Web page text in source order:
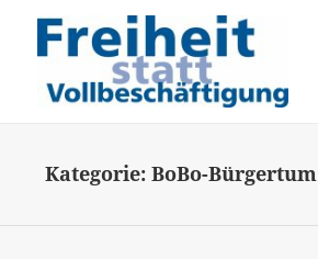
Kategorie:BoBo-Bürgertum